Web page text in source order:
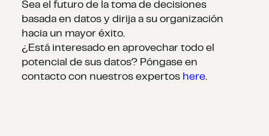
Sea el futuro de la toma de decisiones
basada en datos y dirija a su organización
hacia un mayor éxito.
¿Está interesado en aprovechar todo el
potencial de sus datos? Póngase en
contacto con nuestros expertos here.